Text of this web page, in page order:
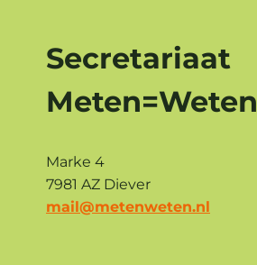
Secretariaat
Meten=Weten
Marke 4
7981 AZ Diever
mail@metenweten.nl